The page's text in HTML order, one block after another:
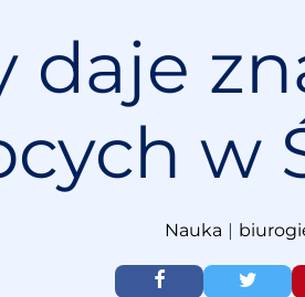
daje
w
Nauka |